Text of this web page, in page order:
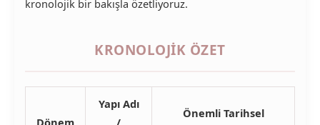
kronolojik bir bakışla özetliyoruz.
KRONOLOJIK ÖZET
Dönem
Yapı Adı
/
Önemli Tarihsel